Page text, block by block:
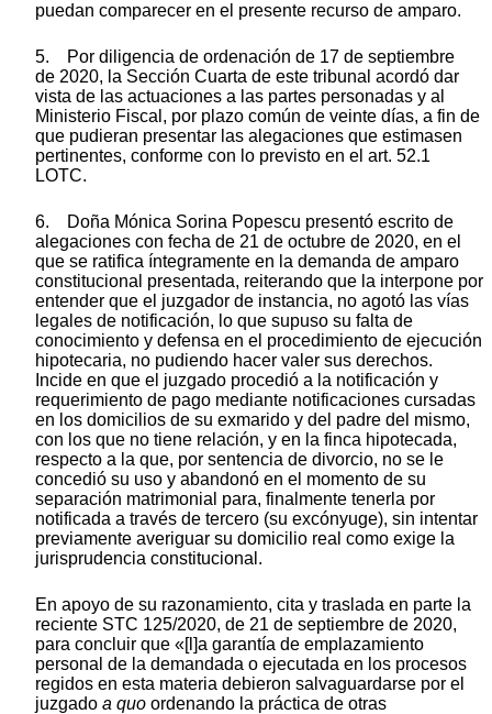
puedan comparecer en el presente recurso de amparo.
5. Por diligencia de ordenación de 17 de septiembre
de 2020, la Sección Cuarta de este tribunal acordó dar
vista de las actuaciones a las partes personadas y al
Ministerio Fiscal, por plazo común de veinte días, a fin de
que pudieran presentar las alegaciones que estimasen
pertinentes, conforme con lo previsto en el art. 52.1
LOTC.
6. Doña Mónica Sorina Popescu presentó escrito de
alegaciones con fecha de 21 de octubre de 2020, en el
que se ratifica íntegramente en la demanda de amparo
constitucional presentada, reiterando que la interpone por
entender que el juzgador de instancia, no agotó las vías
legales de notificación, lo que supuso su falta de
conocimiento y defensa en el procedimiento de ejecución
hipotecaria, no pudiendo hacer valer sus derechos.
Incide en que el juzgado procedió a la notificación y
requerimiento de pago mediante notificaciones cursadas
en los domicilios de su exmarido y del padre del mismo,
con los que no tiene relación, y en la finca hipotecada,
respecto a la que, por sentencia de divorcio, no se le
concedió su uso y abandonó en el momento de su
separación matrimonial para, finalmente tenerla por
notificada a través de tercero (su excónyuge), sin intentar
previamente averiguar su domicilio real como exige la
jurisprudencia constitucional.
En apoyo de su razonamiento, cita y traslada en parte la
reciente STC 125/2020, de 21 de septiembre de 2020,
para concluir que «[l]a garantía de emplazamiento
personal de la demandada o ejecutada en los procesos
regidos en esta materia debieron salvaguardarse por el
juzgado a quo ordenando la práctica de otras